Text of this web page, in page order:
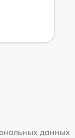
данных